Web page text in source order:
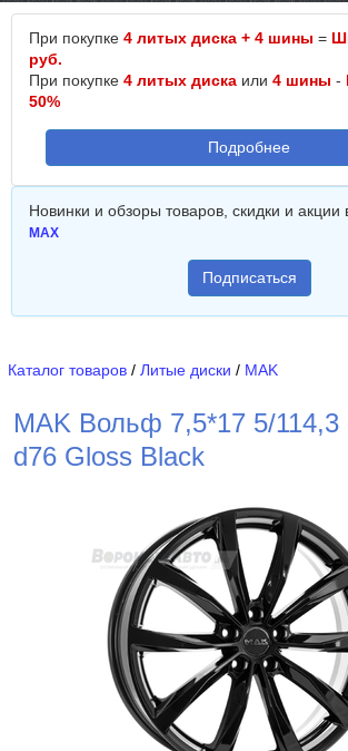
При покупке 4 литых диска + 4 шины =
руб.
При покупке 4 литых диска или 4 шины -
50%
Подробнее
Новинки и обзоры товаров, скидки и
MAX
Подписаться
Каталог товаров / Литые диски / MAK
MAK Вольф 7,5*17 5/114,3
d76 Gloss Black